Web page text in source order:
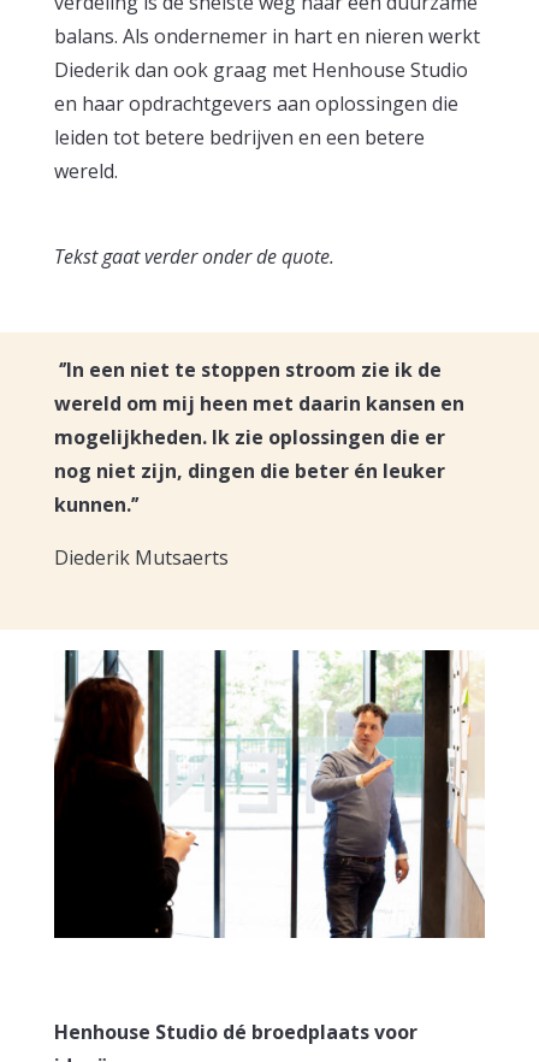
balans. Als ondernemer in hart en nieren werkt
Diederik dan ook graag met Henhouse Studio
en haar opdrachtgevers aan oplossingen die
leiden tot betere bedrijven en een betere
wereld.
Tekst gaat verder onder de quote.
‘’In een niet te stoppen stroom zie ik de
wereld om mij heen met daarin kansen en
mogelijkheden. Ik zie oplossingen die er
nog niet zijn, dingen die beter én leuker
kunnen.’’
Diederik Mutsaerts
Henhouse Studio dé broedplaats voor